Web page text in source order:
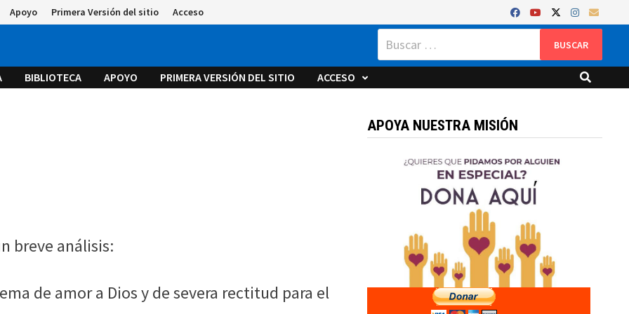
Apoyo Primera Versión del sitio Acceso
Buscar:
BIBLIOTECA APOYO PRIMERA VERSIÓN DEL SITIO ACCESO
breve análisis:
de amor a Dios y de severa rectitud para el
APOYA NUESTRA MISIÓN